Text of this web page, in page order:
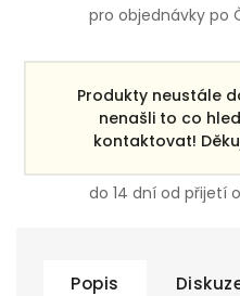
Produkty neustále
nenašli to co
kontaktovat!
pro objednávky po
pro všechny
Výměna
do 14 dní od přijetí
Popis